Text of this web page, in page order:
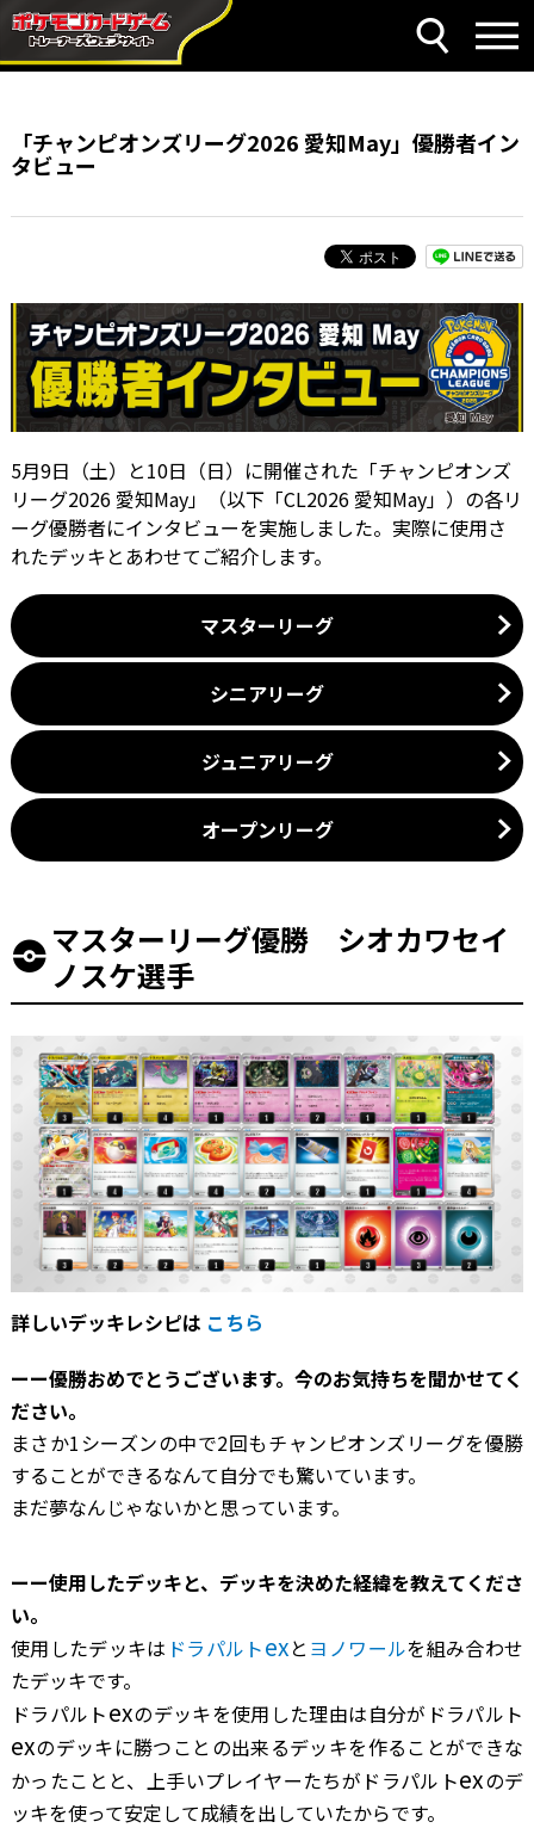
「チャンピオンズリーグ2026 愛知May」優勝者イン
タビュー
5月9日（土）と10日（日）に開催された「チャンピオンズ
リーグ2026 愛知May」（以下「CL2026 愛知May」）の各リ
ーグ優勝者にインタビューを実施しました。実際に使用さ
れたデッキとあわせてご紹介します。
マスターリーグ
シニアリーグ
ジュニアリーグ
オープンリーグ
マスターリーグ優勝 シオカワセイ
ノスケ選手
詳しいデッキレシピは こちら
ーー優勝おめでとうございます。今のお気持ちを聞かせてく
ださい。
まさか1シーズンの中で2回もチャンピオンズリーグを優勝
することができるなんて自分でも驚いています。
まだ夢なんじゃないかと思っています。
ーー使用したデッキと、デッキを決めた経緯を教えてくださ
い。
使用したデッキは ドラパルトexと ヨノワールを組み合わせ
たデッキです。
ドラパルトexのデッキを使用した理由は自分がドラパルト
exのデッキに勝つことの出来るデッキを作ることができな
かったことと、上手いプレイヤーたちがドラパルトexのデ
ッキを使って安定して成績を出していたからです。